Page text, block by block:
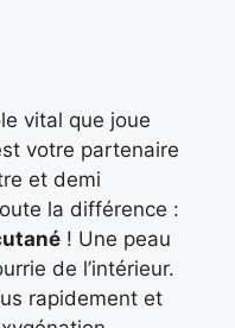
vital que joue
votre partenaire
et demi
la différence :
! Une peau
de l’intérieur.
rapidement et